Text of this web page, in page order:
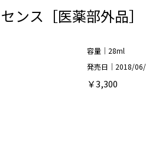
ンス［医薬部外品］
容量｜28ml
発売日｜2018/
￥3,300